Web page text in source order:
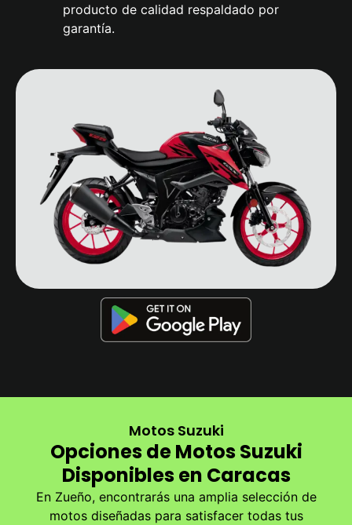
producto de calidad respaldado por
garantía.
Motos Suzuki
Opciones de Motos Suzuki
Disponibles en Caracas
En Zueño, encontrarás una amplia selección de
motos diseñadas para satisfacer todas tus